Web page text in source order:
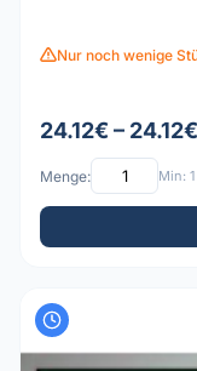
Nur noch wenige
24.12€ – 24.12€
Menge: Min: 1